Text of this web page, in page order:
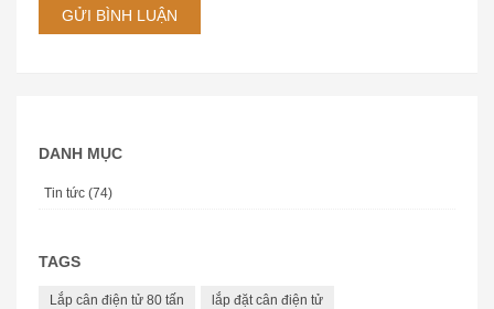
GỬI BÌNH LUẬN
DANH MỤC
Tin tức (74)
TAGS
Lắp cân điện tử 80 tấn lắp đặt cân điện tử